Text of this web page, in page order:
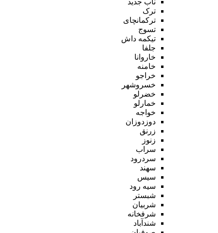
ترک
ترکمانچای
تسوج
تیکمه داش
جلفا
خاروانا
خامنه
خراجو
خسروشهر
خضرلو
خمارلو
خواجه
دوزدوزان
زرنق
زنوز
سراب
سردرود
سهند
سیس
سیه رود
شبستر
شربیان
شرفخانه
شندآباد